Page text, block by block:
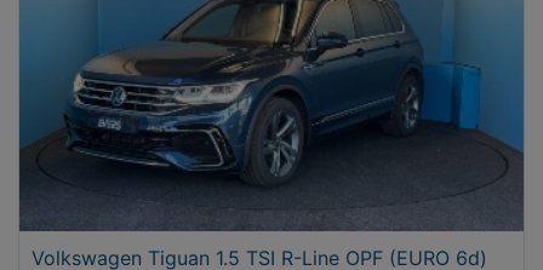
Volkswagen Tiguan 1.5 TSI R-Line OPF (EURO 6d)